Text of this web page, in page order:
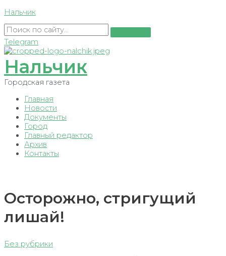
Перейти
содержимому
Нальчик
Telegram
Нальчик
Городская газета
Главная
Новости
Документы
Город
Главный редактор
Архив
Контакты
Осторожно, стригущий
лишай!
Без рубрики